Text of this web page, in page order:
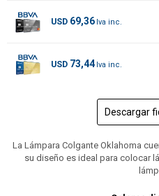
USD 69,36
USD 73,44
Descargar
La Lámpara Colgante Oklahoma
su diseño es ideal para colocar